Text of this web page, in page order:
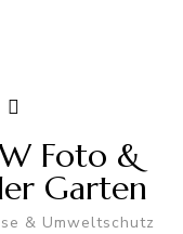
Foto &
Garten
& Umweltschutz